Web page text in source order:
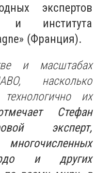
экспертов
и института
(Франция).
и масштабах
насколько
их
Стефан
эксперт,
и других